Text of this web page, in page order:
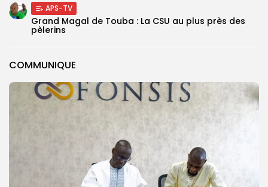
COMMUNIQUE
APS-TV
Grand Magal de Touba : La CSU au plus près des
pèlerins